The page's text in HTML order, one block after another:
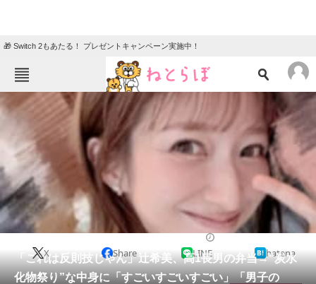
🎁 Switch 2もあたる！ プレゼントキャンペーン実施中！
ねとらぼメニュー
TOP
エンタメ クイズ
グルメ
住まい
動物
会員記事
「これは反則技じゃん」辻希美、高1長男の弁当→“炭水
化物祭り”な中身に「すごいすごいすごい」「男子の
X Share LINE hatena